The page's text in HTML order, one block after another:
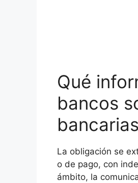
Qué
bancos
La obligación se
o de pago, con
ámbito, la